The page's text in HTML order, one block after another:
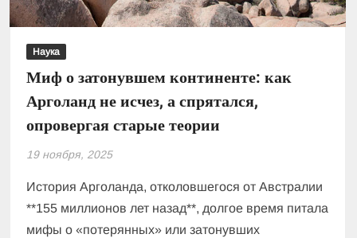
Наука
Миф о затонувшем континенте: как
Арголанд не исчез, а спрятался,
опровергая старые теории
19 ноября, 2025
История Арголанда, отколовшегося от Австралии
**155 миллионов лет назад**, долгое время питала
мифы о «потерянных» или затонувших